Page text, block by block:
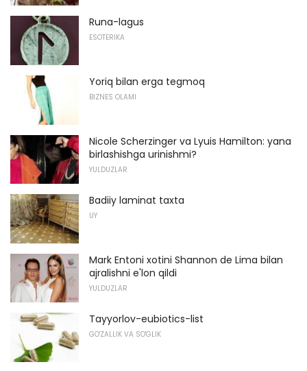
Runa-lagus
ESOTERIKA
Yoriq bilan erga tegmoq
BIZNES OLAMI
Nicole Scherzinger va Lyuis Hamilton: yana
birlashishga urinishmi?
YULDUZLAR
Badiiy laminat taxta
UY
Mark Entoni xotini Shannon de Lima bilan
ajralishni e'lon qildi
YULDUZLAR
Tayyorlov-eubiotics-list
GO'ZALLIK VA SO'GLIK